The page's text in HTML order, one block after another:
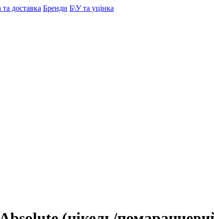
доставка Бренди Б\У та уцінка